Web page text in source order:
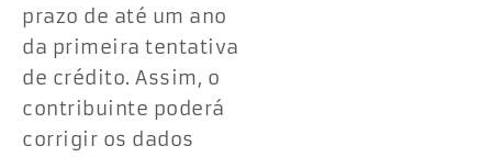
prazo de até um ano
da primeira tentativa
de crédito. Assim, o
contribuinte poderá
corrigir os dados